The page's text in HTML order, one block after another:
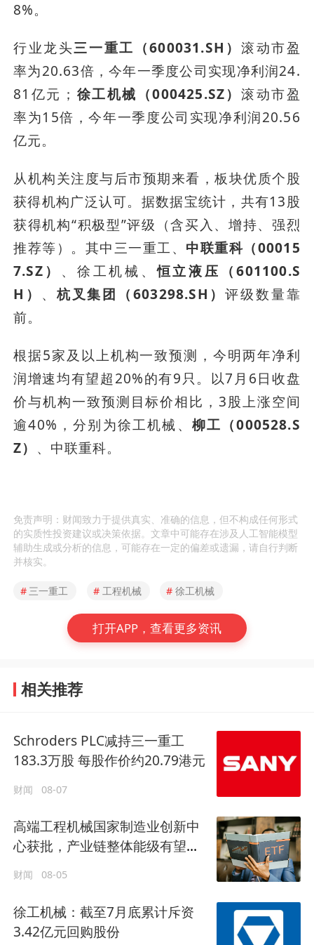
8%。
行业龙头三一重工（600031.SH） 滚动市盈
率为20.63倍，今年一季度公司实现净利润24.
81亿元； 徐工机械（000425.SZ）滚动市盈
率为15倍，今年一季度公司实现净利润20.56
亿元。
从机构关注度与后市预期来看，板块优质个股
获得机构广泛认可。据数据宝统计，共有13股
获得机构“积极型”评级（含买入、增持、强烈
推荐等）。其中三一重工、 中联重科（00015
7.SZ） 、徐工机械、恒立液压（601100.S
H） 、 杭叉集团（603298.SH）评级数量靠
前。
根据5家及以上机构一致预测，今明两年净利
润增速均有望超20%的有9只。以7月6日收盘
价与机构一致预测目标价相比，3股上涨空间
逾40%，分别为徐工机械、 柳工（000528.S
Z） 、中联重科。
免责声明：财闻致力于提供真实、准确的信息，但不构成任何形式
的实质性投资建议或决策依据。文章中可能存在涉及人工智能模型
辅助生成或分析的信息，可能存在一定的偏差或遗漏，请自行判断
并核实。
# 三一重工 # 工程机械 # 徐工机械
打开APP，查看更多资讯
相关推荐
Schroders PLC减持三一重工
183.3万股 每股作价约20.79港元
财闻 08-07
高端工程机械国家制造业创新中
心获批，产业链整体能级有望提
升
财闻 08-05
徐工机械：截至7月底累计斥资
3.42亿元回购股份